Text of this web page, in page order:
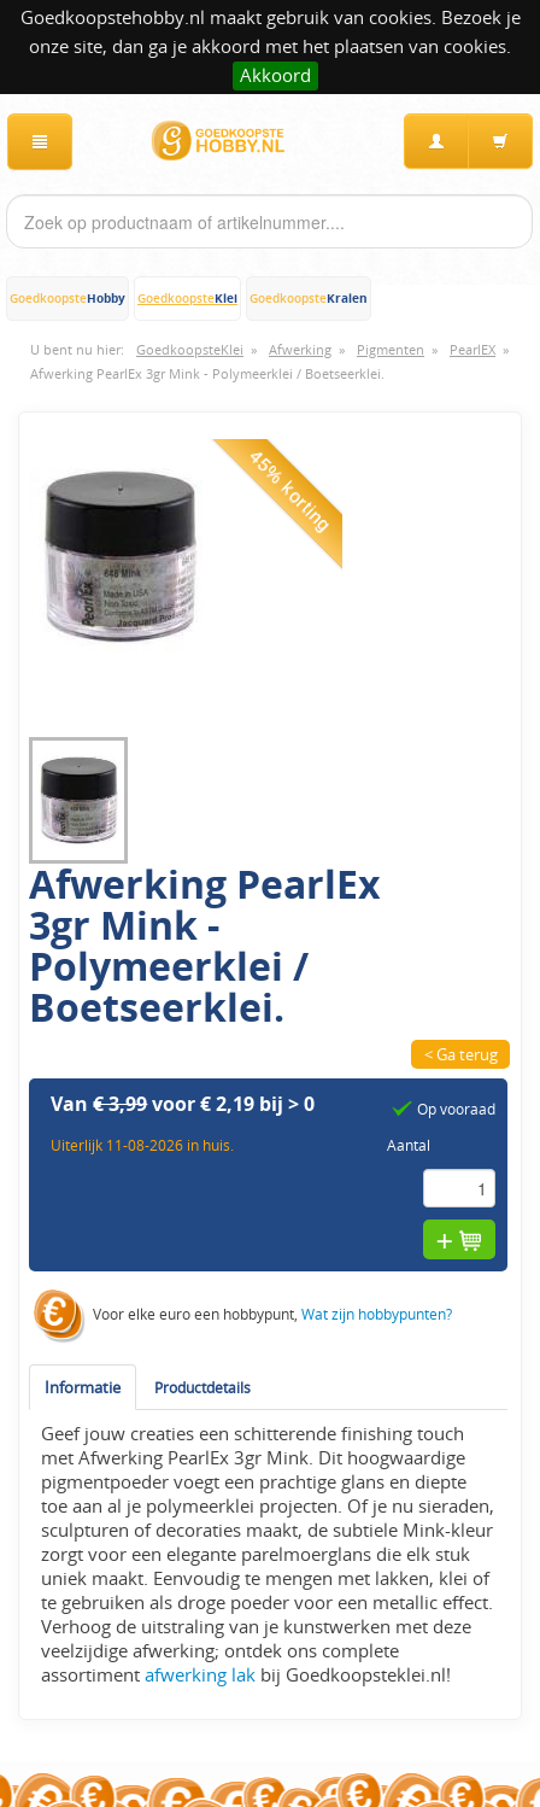
Goedkoopstehobby.nl maakt gebruik van cookies. Bezoek je
onze site, dan ga je akkoord met het plaatsen van cookies.
Akkoord
GoedkoopsteHobby GoedkoopsteKlei GoedkoopsteKralen
U bent nu hier: GoedkoopsteKlei » Afwerking » Pigmenten » PearlEX »
Afwerking PearlEx 3gr Mink - Polymeerklei / Boetseerklei.
45% korting
Afwerking PearlEx
3gr Mink -
Polymeerklei /
Boetseerklei.
< Ga terug
Van€ 3,99voor € 2,19 bij > 0
Uiterlijk 11-08-2026 in huis.
Op vooraad
Aantal
Voor elke euro een hobbypunt,Wat zijn hobbypunten?
Informatie Productdetails
Geef jouw creaties een schitterende finishing touch
met Afwerking PearlEx 3gr Mink. Dit hoogwaardige
pigmentpoeder voegt een prachtige glans en diepte
toe aan al je polymeerklei projecten. Of je nu sieraden,
sculpturen of decoraties maakt, de subtiele Mink-kleur
zorgt voor een elegante parelmoerglans die elk stuk
uniek maakt. Eenvoudig te mengen met lakken, klei of
te gebruiken als droge poeder voor een metallic effect.
Verhoog de uitstraling van je kunstwerken met deze
veelzijdige afwerking; ontdek ons complete
assortimentafwerking lak bij Goedkoopsteklei.nl!